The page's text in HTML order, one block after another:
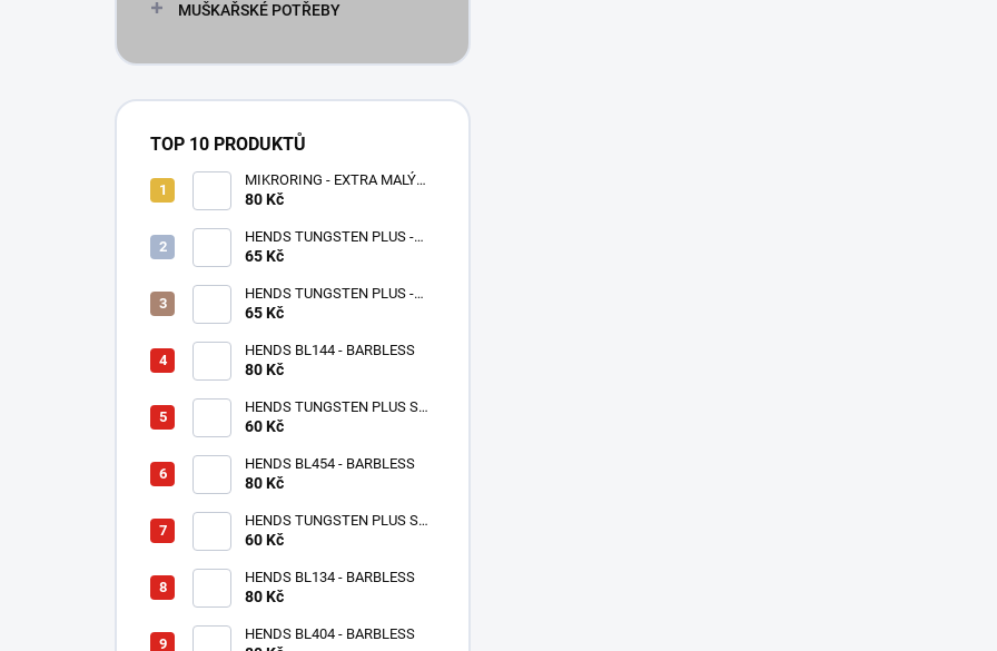
MUŠKAŘSKÉ POTŘEBY
TOP 10 PRODUKTŮ
MIKRORING - EXTRA MALÝ
80 Kč
HENDS TUNGSTEN PLUS -
65 Kč
HENDS TUNGSTEN PLUS -
RŮŽOVÁ ANODIZOVANÁ
65 Kč
HENDS BL144 - BARBLESS
80 Kč
HENDS TUNGSTEN PLUS S
MALOU DRÁŽKOU -
60 Kč
HENDS BL454 - BARBLESS
80 Kč
HENDS TUNGSTEN PLUS S
MALOU DRÁŽKOU - MĚDĚNÝ
60 Kč
HENDS BL134 - BARBLESS
80 Kč
HENDS BL404 - BARBLESS